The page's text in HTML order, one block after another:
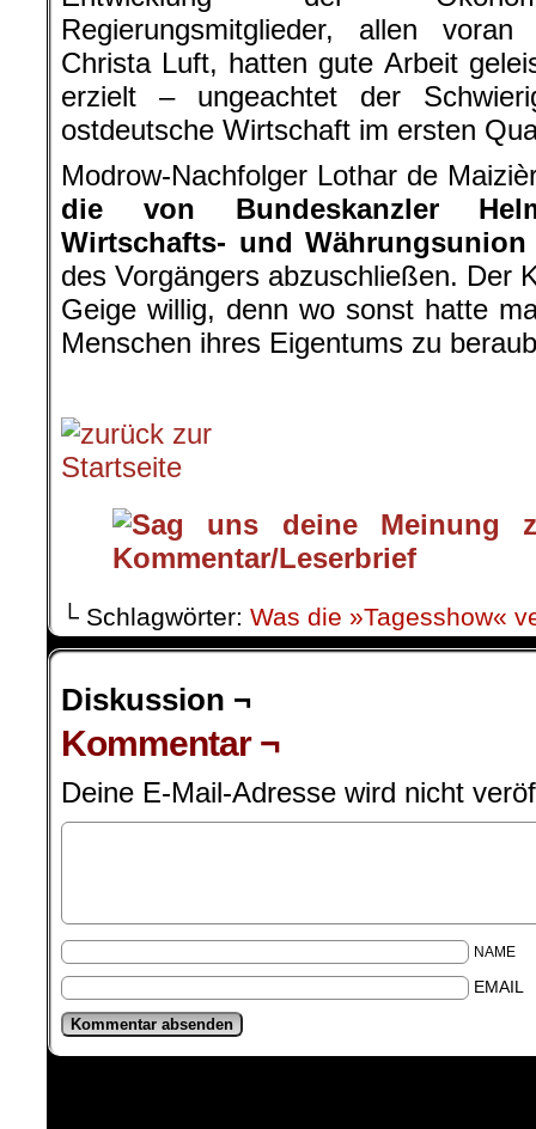
Regierungsmitglieder, allen voran
Christa Luft, hatten gute Arbeit
erzielt – ungeachtet der
ostdeutsche Wirtschaft im ersten
Modrow-Nachfolger Lothar de
die von Bundeskanzler
Wirtschafts- und Währungsunion
des Vorgängers abzuschließen. Der
Geige willig, denn wo sonst hatte
Menschen ihres Eigentums zu
└ Schlagwörter: Was die »Tagesshow«
Diskussion ¬
Kommentar ¬
Deine E-Mail-Adresse wird nicht
NAME
EMAIL